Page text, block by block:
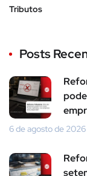
Tributos
Posts
6 de agosto de 2026